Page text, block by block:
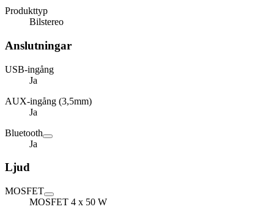
Produkttyp
Bilstereo
Anslutningar
USB-ingång
Ja
AUX-ingång (3,5mm)
Ja
Bluetooth
Ja
Ljud
MOSFET
MOSFET 4 x 50 W